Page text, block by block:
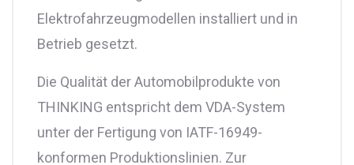
Elektrofahrzeugmodellen installiert und in
Betrieb gesetzt.
Die Qualität der Automobilprodukte von
THINKING entspricht dem VDA-System
unter der Fertigung von IATF-16949-
konformen Produktionslinien. Zur